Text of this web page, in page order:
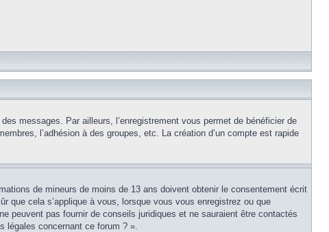
messages. Par ailleurs, l’enregistrement vous permet de bénéficier de
l’adhésion à des groupes, etc. La création d’un compte est rapide
de mineurs de moins de 13 ans doivent obtenir le consentement écrit
que cela s’applique à vous, lorsque vous vous enregistrez ou que
peuvent pas fournir de conseils juridiques et ne sauraient être contactés
légales concernant ce forum ? ».